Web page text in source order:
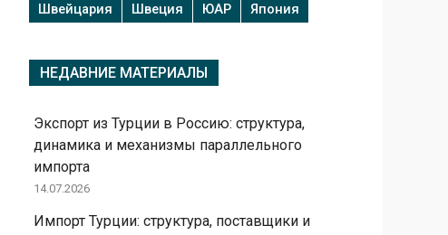
Швейцария
Швеция ЮАР Япония
НЕДАВНИЕ МАТЕРИАЛЫ
Экспорт из Турции в Россию: структура,
динамика и механизмы параллельного
импорта
14.07.2026
Импорт Турции: структура, поставщики и